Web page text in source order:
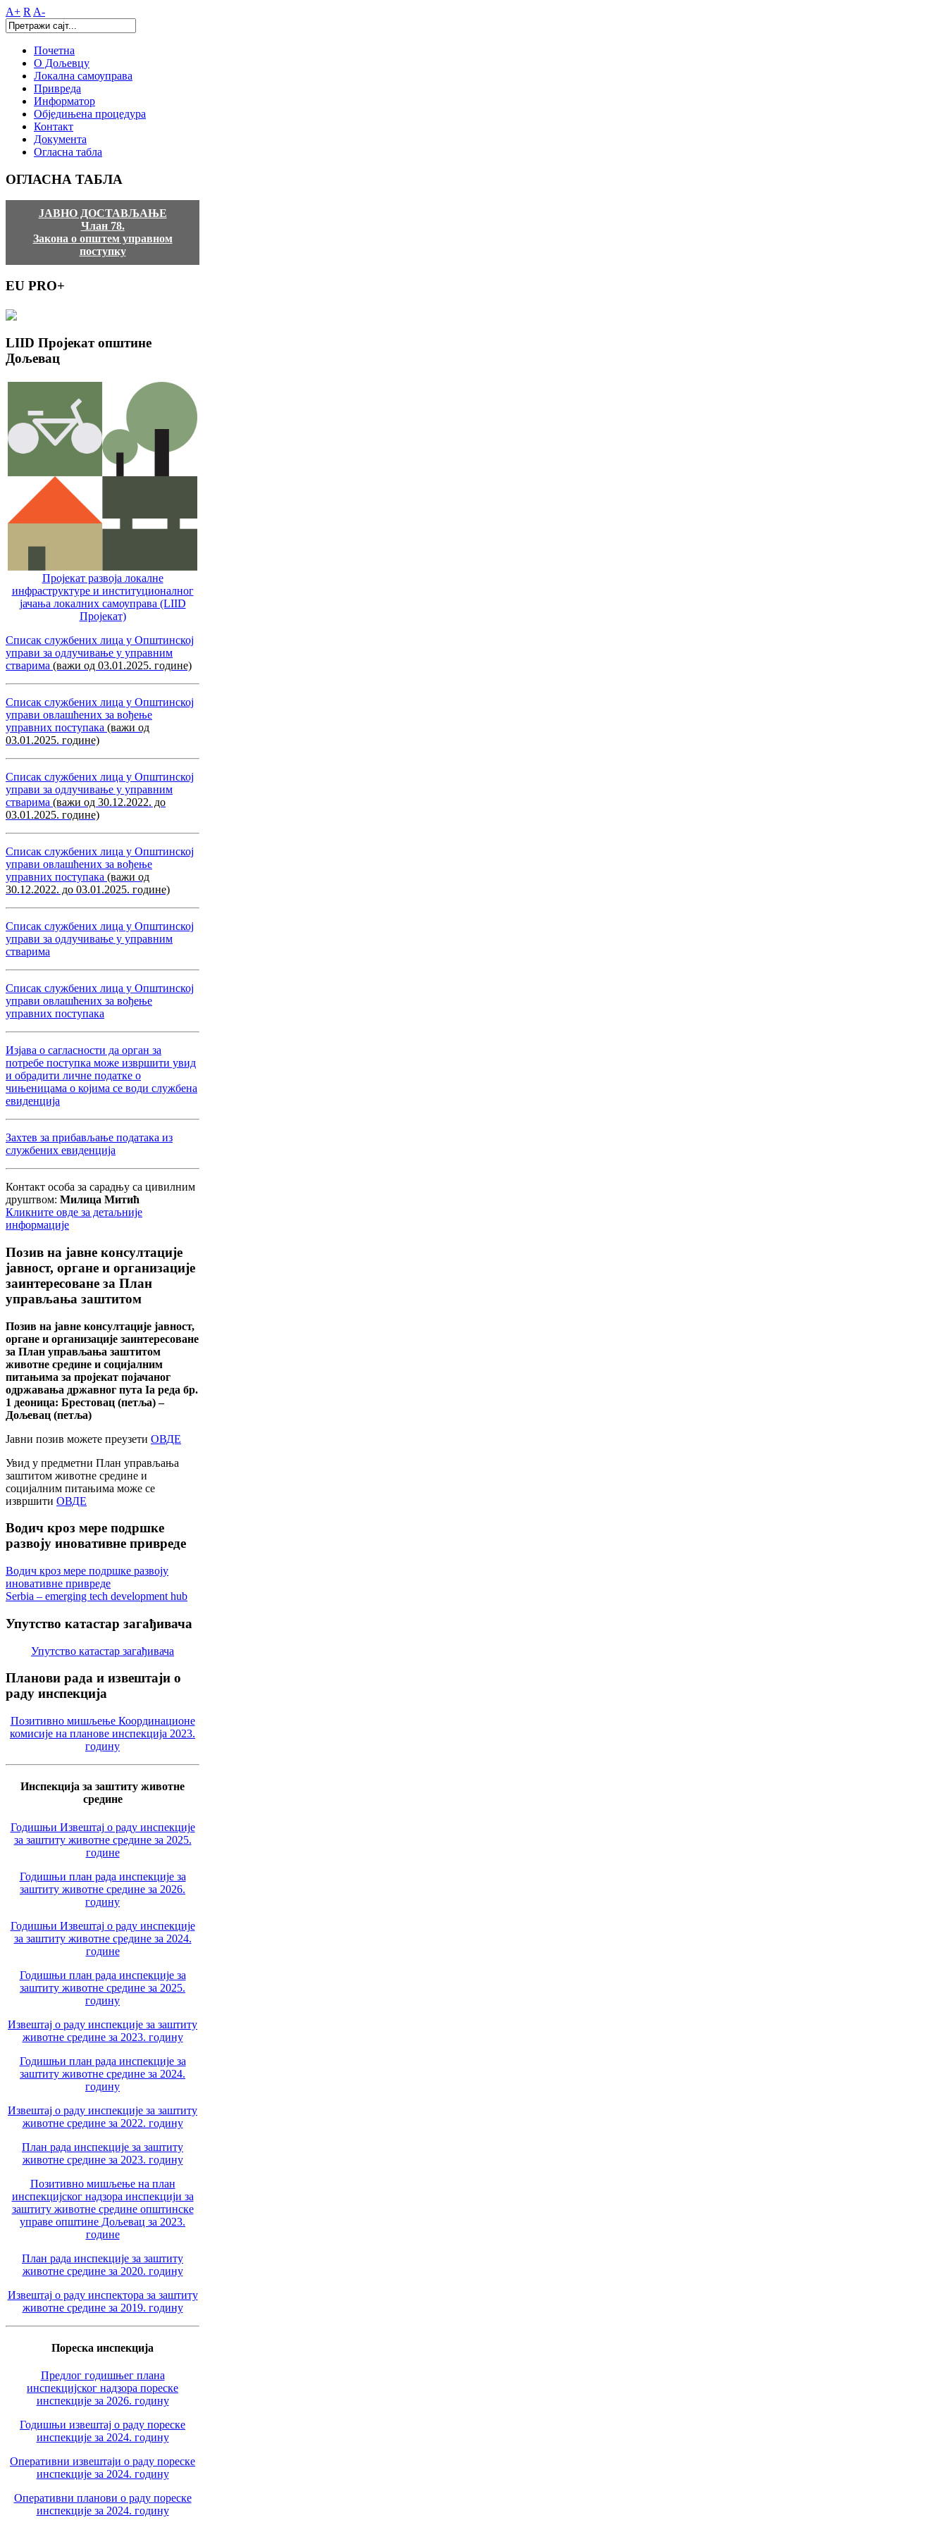
A+ R A-
Почетна
О Дољевцу
Локална самоуправа
Привреда
Информатор
Обједињена процедура
Контакт
Документа
Огласна табла
ОГЛАСНА ТАБЛА
ЈАВНО ДОСТАВЉАЊЕ
Члан 78.
Закона о општем управном
поступку
EU PRO+
LIID Пројекат општине
Дољевац
Пројекат развоја локалне
инфраструктуре и институционалног
јачања локалних самоуправa (LIID
Пројекат)
Списак службених лица у Општинској
управи за одлучивање у управним
стварима (важи од 03.01.2025. године)
Списак службених лица у Општинској
управи овлашћених за вођење
управних поступака (важи од
03.01.2025. године)
Списак службених лица у Општинској
управи за одлучивање у управним
стварима (важи од 30.12.2022. до
03.01.2025. године)
Списак службених лица у Општинској
управи овлашћених за вођење
управних поступака (важи од
30.12.2022. до 03.01.2025. године)
Списак службених лица у Општинској
управи за одлучивање у управним
стварима
Списак службених лица у Општинској
управи овлашћених за вођење
управних поступака
Изјава о сагласности да орган за
потребе поступка може извршити увид
и обрадити личне податке о
чињеницама о којима се води службена
евиденција
Захтев за прибављање података из
службених евиденција
Контакт особа за сарадњу са цивилним
друштвом: Милица Митић
Кликните овде за детаљније
информације
Позив на јавне консултације
јавност, органе и организације
заинтересоване за План
управљања заштитом
Позив на јавне консултације јавност,
органе и организације заинтересоване
за План управљања заштитом
животне средине и социјалним
питањима за пројекат појачаног
одржавања државног пута Ia реда бр.
1 деоница: Брестовац (петља) –
Дољевац (петља)
Јавни позив можете преузети ОВДЕ
Увид у предметни План управљања
заштитом животне средине и
социјалним питањима може се
извршити ОВДЕ
Водич кроз мере подршке
развоју иновативне привреде
Водич кроз мере подршке развоју
иновативне привреде
Serbia – emerging tech development hub
Упутство катастар загађивача
Упутство катастар загађивача
Планови рада и извештаји о
раду инспекција
Позитивно мишљење Координационе
комисије на планове инспекција 2023.
годину
Инспекција за заштиту животне
средине
Годишњи Извештај о раду инспекције
за заштиту животне средине за 2025.
године
Годишњи план рада инспекције за
заштиту животне средине за 2026.
годину
Годишњи Извештај о раду инспекције
за заштиту животне средине за 2024.
године
Годишњи план рада инспекције за
заштиту животне средине за 2025.
годину
Извештај о раду инспекције за заштиту
животне средине за 2023. годину
Годишњи план рада инспекције за
заштиту животне средине за 2024.
годину
Извештај о раду инспекције за заштиту
животне средине за 2022. годину
План рада инспекције за заштиту
животне средине за 2023. годину
Позитивно мишљење на план
инспекцијског надзора инспекцији за
заштиту животне средине општинске
управе општине Дољевац за 2023.
године
План рада инспекције за заштиту
животне средине за 2020. годину
Извештај о раду инспектора за заштиту
животне средине за 2019. годину
Пореска инспекција
Предлог годишњег плана
инспекцијског надзора пореске
инспекције за 2026. годину
Годишњи извештај о раду пореске
инспекције за 2024. годину
Оперативни извештаји о раду пореске
инспекције за 2024. годину
Оперативни планови о раду пореске
инспекције за 2024. годину